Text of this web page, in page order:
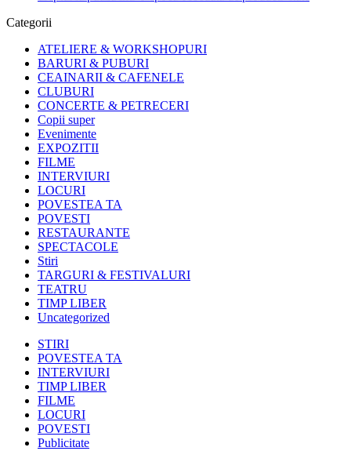
Categorii
ATELIERE & WORKSHOPURI
BARURI & PUBURI
CEAINARII & CAFENELE
CLUBURI
CONCERTE & PETRECERI
Copii super
Evenimente
EXPOZITII
FILME
INTERVIURI
LOCURI
POVESTEA TA
POVESTI
RESTAURANTE
SPECTACOLE
Stiri
TARGURI & FESTIVALURI
TEATRU
TIMP LIBER
Uncategorized
STIRI
POVESTEA TA
INTERVIURI
TIMP LIBER
FILME
LOCURI
POVESTI
Publicitate